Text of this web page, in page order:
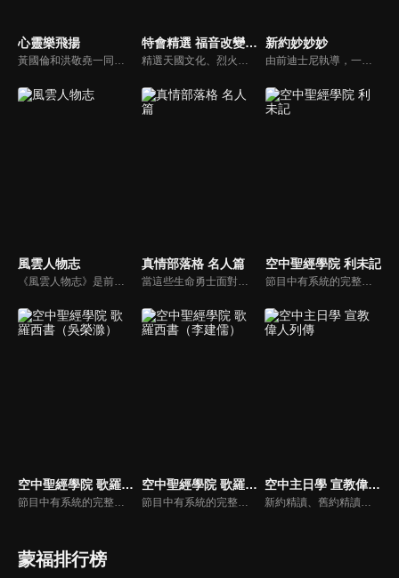
心靈樂飛揚
黃國倫和洪敬堯一同至心靈樂飛揚分享流行音樂和詩歌的不同處，兩人在節目中更分享影響他們或深具意義的歌曲，節目中演唱了我願意、每天愛你多一些、眼淚、愛是最美的事情、不住感謝不停讚美、愛常常喜樂等動人好聽的歌曲。
特會精選 福音改變一切的大能
精選天國文化、烈火特會、超自然大能與使徒性教會等特會，幫助我們更加明白神的心意，好讓我們的生命能走在神的道路上進入命定。
新約妙妙妙
由前迪士尼執導，一部傳述耶穌生平與門徒故事的動畫系列影片。故事背景均在兩千年前，雖然年代久遠，但是人類對生命的詮釋與內在真正的基本需求，卻始終未曾改變。人物性格、劇情、遭遇等情境雖然與今日景況相異，但是故事背後同樣都有一個亙古不移的共同主題－愛，以及關於愛的圓滿落實。
風雲人物志
《風雲人物志》是前迪士尼導演執導的名人故事系列，讓孩子從世界名人身上學會堅持夢想、永不放棄。透過每一集完整介紹，不但可以幫助小朋友看見這些名人在各領域如何奉獻一生、造福人群，還能激勵他們效法美好的品德，進一步啟發他們對傳記文學的閱讀興趣。
真情部落格 名人篇
當這些生命勇士面對自己生命中的難題時，選擇靠著信靠耶穌來勇敢勝過，這些可愛的基督徒們，願意把自己生命裡最黑暗軟弱的一面和大家分享，為的就是將來自天上那最美好的福分帶給人們，每一個有血有淚的生命見證，都是最震撼人心的蛻變，最深刻的真實。
空中聖經學院 利未記
節目中有系統的完整講解聖經真理，邀請受過解經講道訓練的老師，按著正意分解真理的道，帶領弟兄姊妹更深的了解聖經的浩瀚與偉大
空中聖經學院 歌羅西書（吳榮滁）
節目中有系統的完整講解聖經真理，邀請受過解經講道訓練的老師，按著正意分解真理的道，帶領弟兄姊妹更深的了解聖經的浩瀚與偉大。
空中聖經學院 歌羅西書（李建儒）
節目中有系統的完整講解聖經真理，邀請受過解經講道訓練的老師，按著正意分解真理的道，帶領弟兄姊妹更深的了解聖經的浩瀚與偉大
空中主日學 宣教偉人列傳
新約精讀、舊約精讀、門徒造就、神學與教會歷史等主題系列，全方位裝備基督徒生命，教師與牧師精闢解析，幫助您更加明白聖經真理，走進神的心意。
蒙福排行榜